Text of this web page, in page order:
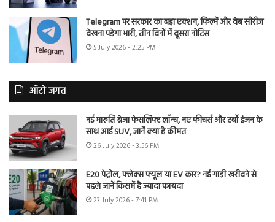
Telegram पर सरकार का बड़ा एक्शन, फिल्में और वेब सीरीज
देखना पड़ेगा भारी, तीन दिनों में दूसरा नोटिस
5 July 2026 - 2:25 PM
ऑटो जगत
नई मारुति ब्रेजा फेसलिफ्ट लॉन्च, नए फीचर्स और टर्बो इंजन के
साथ आई SUV, जानें क्या है कीमत
26 July 2026 - 3:56 PM
E20 पेट्रोल, फ्लेक्स फ्यूल या EV कार? नई गाड़ी खरीदने से
पहले जानें किसमें है ज्यादा फायदा
23 July 2026 - 7:41 PM